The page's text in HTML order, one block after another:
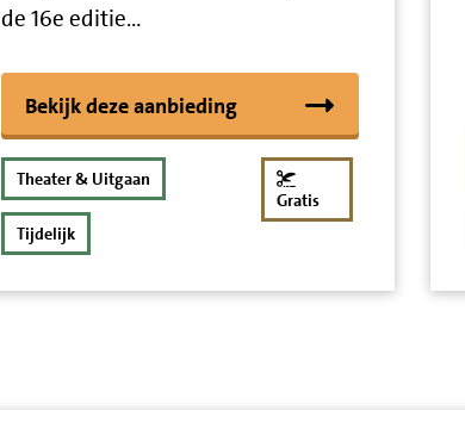
de 16e editie…
Bekijk deze aanbieding
Theater & Uitgaan
Tijdelijk
Gratis